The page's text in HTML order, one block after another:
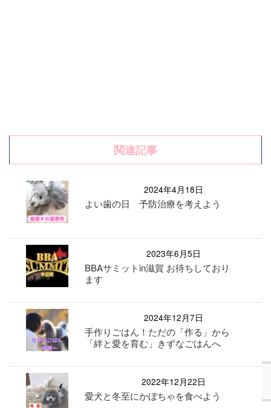
関連記事
2024年4月18日
よい歯の日 予防治療を考えよう
2023年6月5日
BBAサミットin滋賀 お待ちしており
ます
2024年12月7日
手作りごはん！ただの「作る」から
「絆と愛を育む」きずなごはんへ
2022年12月22日
愛犬と冬至にかぼちゃを食べよう